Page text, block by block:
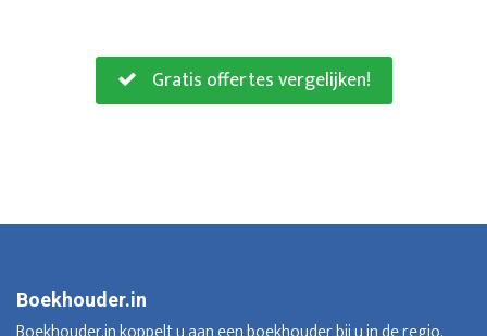
Gratis offertes vergelijken!
Boekhouder.in